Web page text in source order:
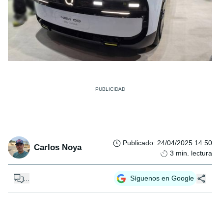
Carlos Noya Publicado: 24/04/2025 14:50
3 min. lectura
... Síguenos en Google